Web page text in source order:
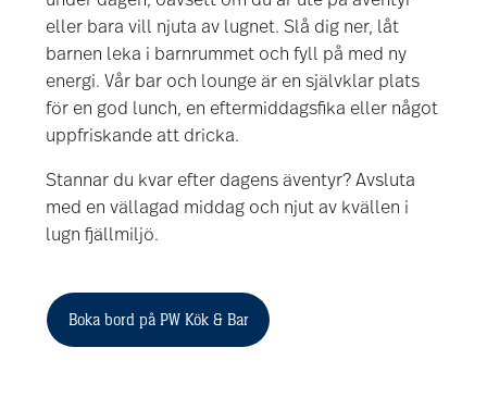
eller bara vill njuta av lugnet. Slå dig ner, låt
barnen leka i barnrummet och fyll på med ny
energi. Vår bar och lounge är en självklar plats
för en god lunch, en eftermiddagsfika eller något
uppfriskande att dricka.
Stannar du kvar efter dagens äventyr? Avsluta
med en vällagad middag och njut av kvällen i
lugn fjällmiljö.
Boka bord på PW Kök & Bar